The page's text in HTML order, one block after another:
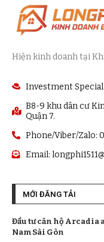
Hiện kinh doanh tại
Investment
B8-9 khu dân cư
Quận 7.
Phone/Viber/Zalo:
Email:
MỚI ĐĂNG TẢI
Đầu tư căn hộ Arcadia
Nam Sài Gòn